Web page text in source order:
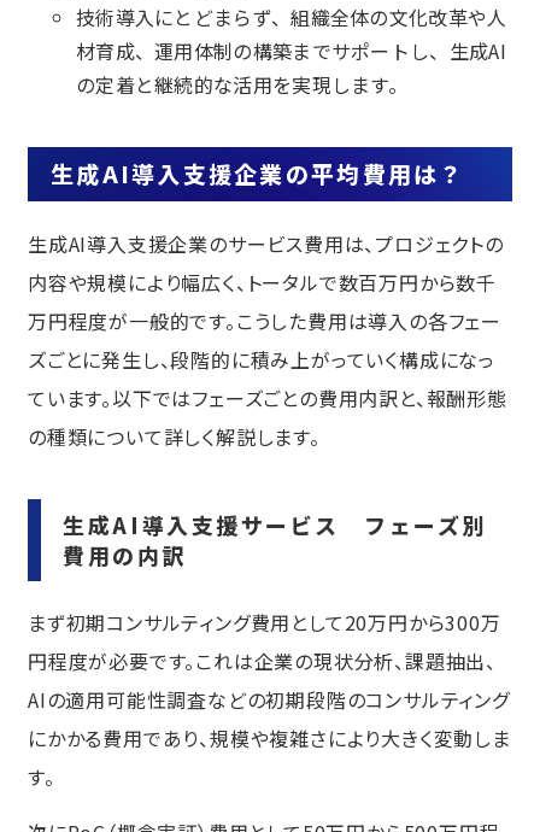
技術導入にとどまらず、組織全体の文化改革や人
材育成、運用体制の構築までサポートし、生成AI
の定着と継続的な活用を実現します。
生成AI導入支援企業の平均費用は？
生成AI導入支援企業のサービス費用は、プロジェクトの
内容や規模により幅広く、トータルで数百万円から数千
万円程度が一般的です。こうした費用は導入の各フェー
ズごとに発生し、段階的に積み上がっていく構成になっ
ています。以下ではフェーズごとの費用内訳と、報酬形態
の種類について詳しく解説します。
生成AI導入支援サービス フェーズ別
費用の内訳
まず初期コンサルティング費用として20万円から300万
円程度が必要です。これは企業の現状分析、課題抽出、
AIの適用可能性調査などの初期段階のコンサルティング
にかかる費用であり、規模や複雑さにより大きく変動しま
す。